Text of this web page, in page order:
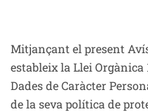
Mitjançant el present
estableix la Llei Orgànica
Dades de Caràcter
de la seva política de